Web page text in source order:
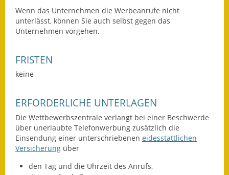
Leben
Bodenrichtwerte
Flächennutzungsplan
Gerätehütten
Wenn das Unternehmen die Werbeanrufe nicht
unterlässt, können Sie auch selbst gegen das
Unternehmen vorgehen.
FRISTEN
keine
ERFORDERLICHE UNTERLAGEN
Die Wettbewerbszentrale verlangt bei einer Beschwerde
über unerlaubte Telefonwerbung zusätzlich die
Einsendung einer unterschriebenen eidesstattlichen
Versicherung über
den Tag und die Uhrzeit des Anrufs,